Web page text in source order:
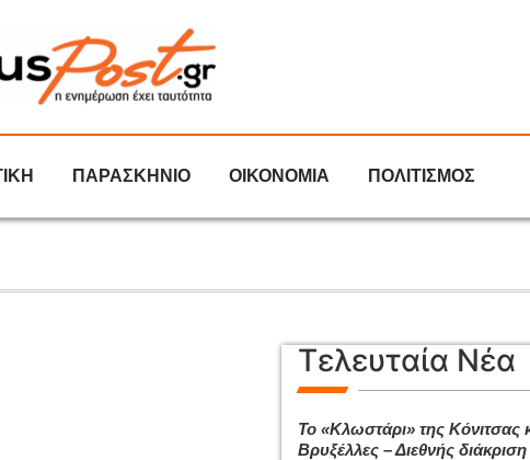
ΠΑΡΑΣΚΗΝΙΟ ΟΙΚΟΝΟΜΙΑ ΠΟΛΙΤΙΣΜΟΣ
Τελευταία Νέα
Το «Κλωστάρι» της Κόνιτσας
Βρυξέλλες – Διεθνής διάκριση